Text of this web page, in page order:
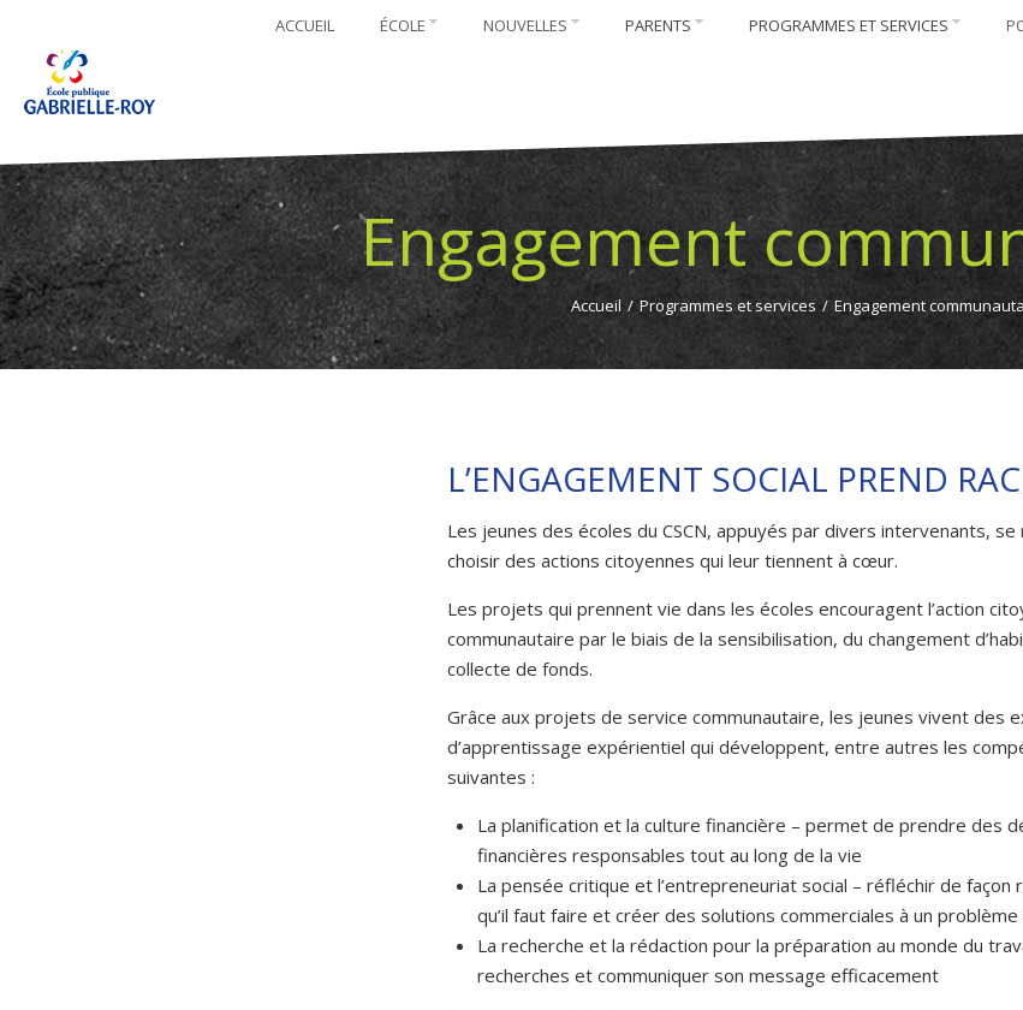
ACCUEIL ÉCOLE NOUVELLES PARENTS PROGRAMMES ET SERVICES
Engagement
Accueil / Programmes et services / Engagement
L’ENGAGEMENT SOCIAL PREND
Les jeunes des écoles du CSCN, appuyés par divers intervenants,
choisir des actions citoyennes qui leur tiennent à cœur.
Les projets qui prennent vie dans les écoles encouragent l’action
communautaire par le biais de la sensibilisation, du changement
collecte de fonds.
Grâce aux projets de service communautaire, les jeunes vivent des
d’apprentissage expérientiel qui développent, entre autres les
suivantes :
La planification et la culture financière – permet de prendre des
financières responsables tout au long de la vie
La pensée critique et l’entrepreneuriat social – réfléchir de façon
qu’il faut faire et créer des solutions commerciales à un problème
La recherche et la rédaction pour la préparation au monde du
recherches et communiquer son message efficacement